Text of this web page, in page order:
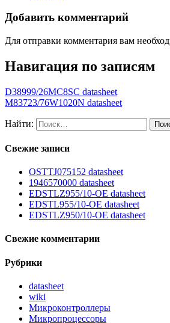
Добавить комментарий
Для отправки комментария вам
Навигация по записям
D38999/26MC8SC datasheet
M83723/76W1020N datasheet
Найти:
Свежие записи
OSTTJ075152 datasheet
1946570000 datasheet
EDSTLZ955/10-OE datasheet
EDSTL955/10-OE datasheet
EDSTLZ950/10-OE datasheet
Свежие комментарии
Рубрики
datasheet
wiki
Микроконтроллеры
Микропроцессоры